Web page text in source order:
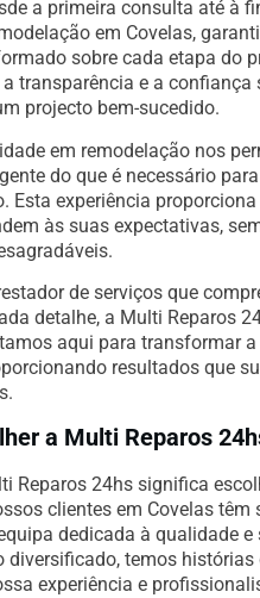
a primeira consulta até à
em Covelas,
sobre cada etapa do
transparência e a confiança
projecto bem-sucedido.
em remodelação nos
do que é necessário
Esta experiência
às suas expectativas,
de serviços que
detalhe, a Multi Reparos
aqui para transformar
resultados que
a Multi Reparos
Reparos 24hs significa
clientes em Covelas têm
dedicada à qualidade e
diversificado, temos histórias
experiência e